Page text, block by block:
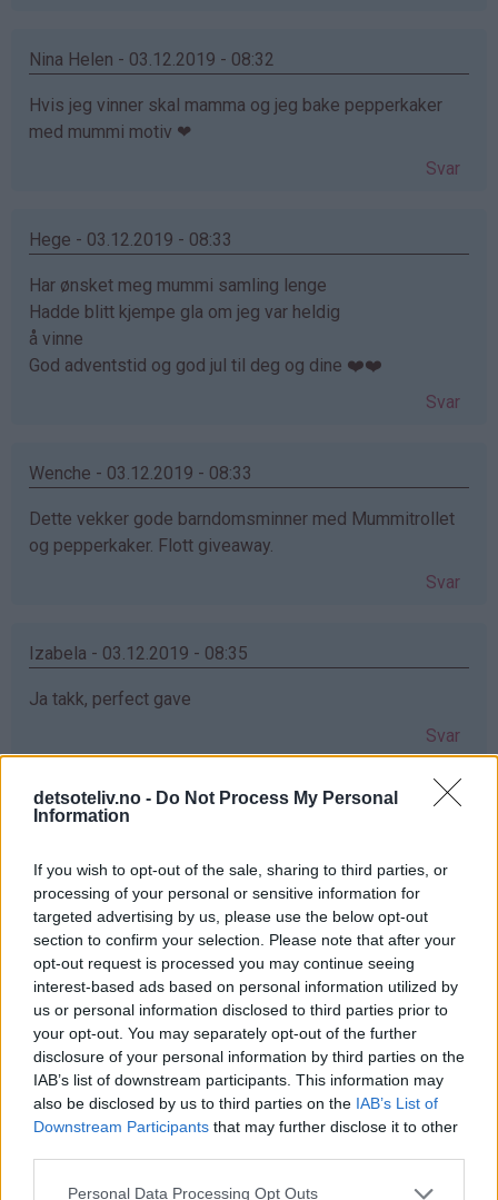
detsoteliv.no - Do Not Process My Personal
Information
If you wish to opt-out of the sale, sharing to third parties, or
processing of your personal or sensitive information for
targeted advertising by us, please use the below opt-out
section to confirm your selection. Please note that after your
opt-out request is processed you may continue seeing
interest-based ads based on personal information utilized by
us or personal information disclosed to third parties prior to
your opt-out. You may separately opt-out of the further
disclosure of your personal information by third parties on the
IAB’s list of downstream participants. This information may
also be disclosed by us to third parties on the IAB’s List of
Downstream Participants that may further disclose it to other
Personal Data Processing Opt Outs
Nina Helen - 03.12.2019 - 08:32
Hvis jeg vinner skal mamma og jeg bake pepperkaker
med mummi motiv ❤
Svar
Hege - 03.12.2019 - 08:33
Har ønsket meg mummi samling lenge
Hadde blitt kjempe gla om jeg var heldig
å vinne
God adventstid og god jul til deg og dine ❤️❤️
Svar
Wenche - 03.12.2019 - 08:33
Dette vekker gode barndomsminner med Mummitrollet
og pepperkaker. Flott giveaway.
Svar
Izabela - 03.12.2019 - 08:35
Ja takk, perfect gave
Svar
Anne-lene Ulriksen - 03.12.2019 - 08:36
en hektisk juletid ønsker deg en fantastisk førjulstid
Svar
Marthe - 03.12.2019 - 08:36
Så mange gode minner med mummitrollet! ❤️
Julebaksten hadde blitt ekstra koselig med de formene!
Svar
Anonym - 03.12.2019 - 08:38